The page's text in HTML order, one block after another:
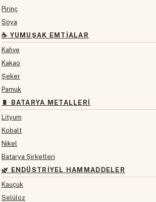
Pirinç
Soya
☕ YUMUŞAK EMTIALAR
Kahve
Kakao
Şeker
Pamuk
🔋 BATARYA METALLERI
Lityum
Kobalt
Nikel
Batarya Şirketleri
🌿 ENDÜSTRIYEL HAMMADDELER
Kauçuk
Selüloz